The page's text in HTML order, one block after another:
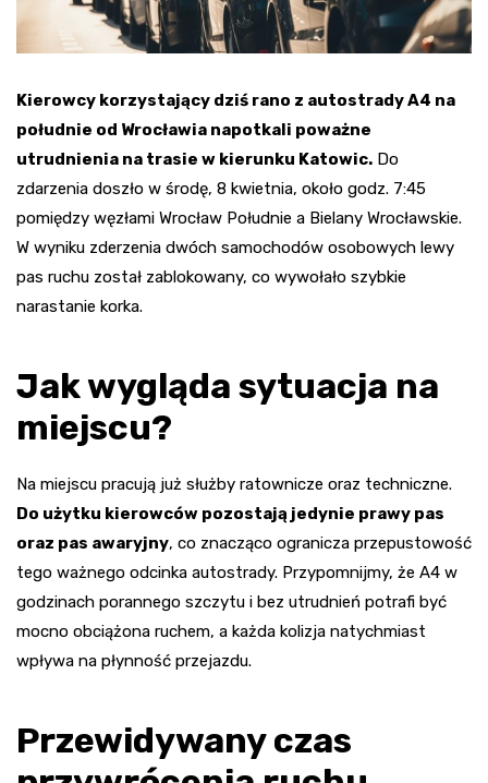
Kierowcy korzystający dziś rano z autostrady A4 na
południe od Wrocławia napotkali poważne
utrudnienia na trasie w kierunku Katowic. Do
zdarzenia doszło w środę, 8 kwietnia, około godz. 7:45
pomiędzy węzłami Wrocław Południe a Bielany Wrocławskie.
W wyniku zderzenia dwóch samochodów osobowych lewy
pas ruchu został zablokowany, co wywołało szybkie
narastanie korka.
Jak wygląda sytuacja na
miejscu?
Na miejscu pracują już służby ratownicze oraz techniczne.
Do użytku kierowców pozostają jedynie prawy pas
oraz pas awaryjny, co znacząco ogranicza przepustowość
tego ważnego odcinka autostrady. Przypomnijmy, że A4 w
godzinach porannego szczytu i bez utrudnień potrafi być
mocno obciążona ruchem, a każda kolizja natychmiast
wpływa na płynność przejazdu.
Przewidywany czas